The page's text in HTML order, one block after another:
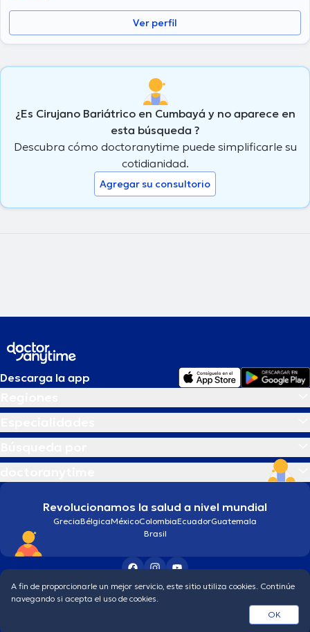
Ver perfil
¿Es Cirujano Bariátrico en Cumbayá y no aparece en
esta búsqueda ?
Descubra cómo doctoranytime puede simplificarle su
cotidianidad.
Agregar su consultorio
Descarga la app
Revolucionamos la salud a nivel mundial
GreciaBélgicaMéxicoColombiaEcuadorGuatemala
Brasil
Condiciones generales
Política de protección de los datos personales
A fin de proporcionarle un mejor servicio, este sitio utiliza cookies. Continúe
navegando si acepta el uso de cookies.
OK